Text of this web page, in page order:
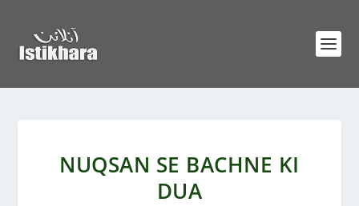
NUQSAN SE BACHNE KI
DUA